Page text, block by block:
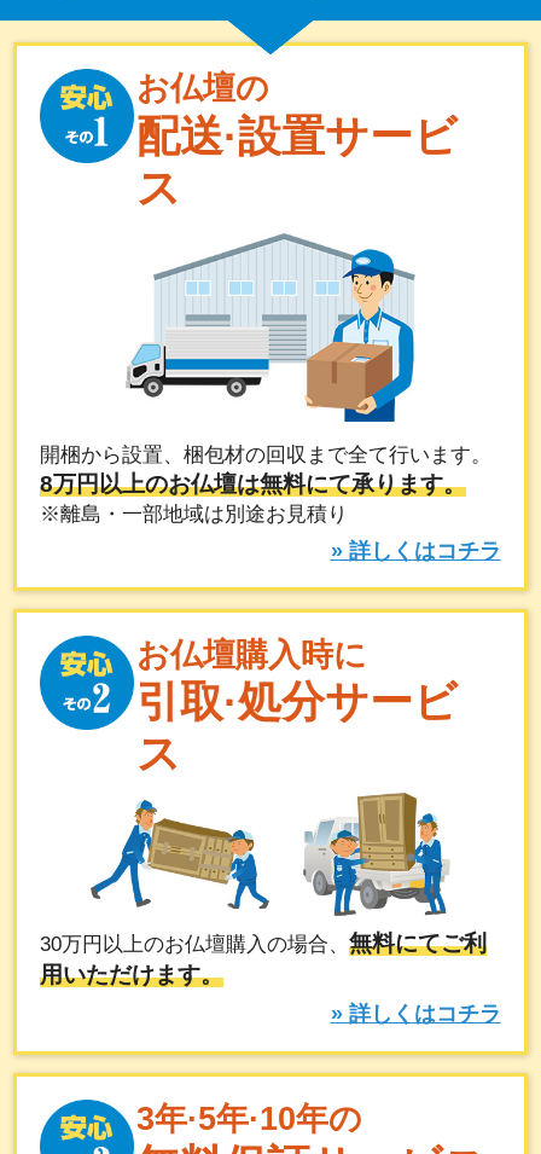
お仏壇の
配送·設置サービ
ス
開梱から設置、梱包材の回収まで全て行います。
8万円以上のお仏壇は無料にて承ります。
※離島・一部地域は別途お見積り
» 詳しくはコチラ
お仏壇購入時に
引取·処分サービ
ス
30万円以上のお仏壇購入の場合、無料にてご利
用いただけます。
» 詳しくはコチラ
3年·5年·10年の